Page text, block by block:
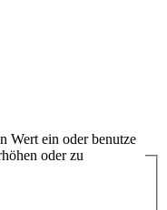
Wert ein oder benutze
oder zu